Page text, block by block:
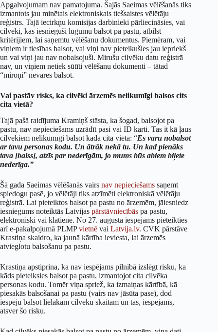
Apgalvojumam nav pamatojuma. Šajās Saeimas vēlēšanās tiks
izmantots jau minētais elektroniskais tiešsaistes vēlētāju
reģistrs. Tajā iecirkņu komisijas darbinieki pārliecināsies, vai
cilvēki, kas iesnieguši lūgumu balsot pa pastu, atbilst
kritērijiem, lai saņemtu vēlēšanu dokumentus. Piemēram, vai
viņiem ir tiesības balsot, vai viņi nav pieteikušies jau iepriekš
un vai viņi jau nav nobalsojuši. Mirušu cilvēku datu reģistrā
nav, un viņiem netiek sūtīti vēlēšanu dokumenti – tātad
“miroņi” nevarēs balsot.
Vai pastāv risks, ka cilvēki ārzemēs nelikumīgi balsos cits
cita vietā?
Tajā pašā raidījuma Kramiņš stāsta, ka šogad, balsojot pa
pastu, nav nepieciešams uzrādīt pasi vai ID karti. Tas it kā ļaus
cilvēkiem nelikumīgi balsot kāda cita vietā: “Es varu nobalsot
ar tavu personas kodu. Un ātrāk nekā tu. Un kad pienāks
tava [balss], atzīs par nederīgām, jo mums būs abiem biļete
nederīga.”
Šā gada Saeimas vēlēšanās vairs nav nepieciešams saņemt
spiedogu pasē, jo vēlētāji tiks atzīmēti elektroniskā vēlētāju
reģistrā. Lai pieteiktos balsot pa pastu no ārzemēm, jāiesniedz
iesniegums noteiktās Latvijas pārstāvniecībās pa pastu,
elektroniski vai klātienē. No 27. augusta iespējams pieteikties
arī e-pakalpojumā PLMPvietnē vai Latvija.lv. CVK pārstāve
Krastiņa skaidro, ka jaunā kārtība ieviesta, lai ārzemēs
atvieglotu balsošanu pa pastu.
Krastiņa apstiprina, ka nav iespējams pilnībā izslēgt risku, ka
kāds pieteiksies balsot pa pastu, izmantojot cita cilvēka
personas kodu. Tomēr viņa spriež, ka izmaiņas kārtībā, kā
piesakās balsošanai pa pastu (vairs nav jāsūta pase), dod
iespēju balsot lielākam cilvēku skaitam un tas, iespējams,
atsver šo risku.